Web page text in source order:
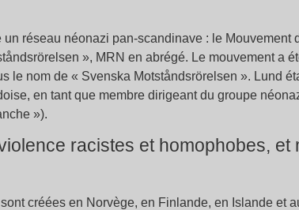
réseau néonazi pan-scandinave : le Mouvement
», MRN en abrégé. Le mouvement a
le nom de « Svenska Motståndsrörelsen ». Lund
en tant que membre dirigeant du groupe
»).
racistes et homophobes, et
créées en Norvège, en Finlande, en Islande et